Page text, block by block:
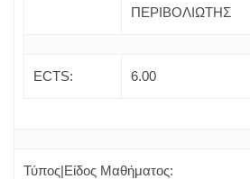
ΠΕΡΙΒΟΛΙΩΤΗΣ
ECTS: 6.00
Τύπος|Είδος Μαθήματος: